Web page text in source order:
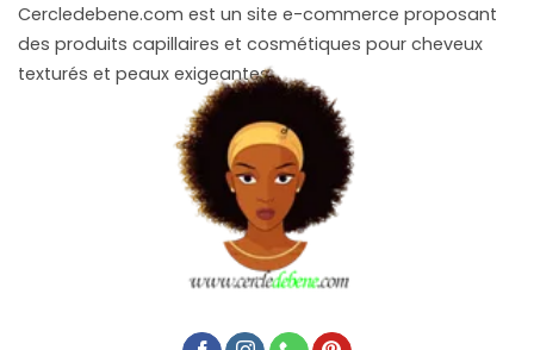
Cercledebene.com est un site e-commerce proposant
des produits capillaires et cosmétiques pour cheveux
texturés et peaux exigeantes.